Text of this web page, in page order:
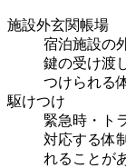
施設外玄関帳場
宿泊施設の
鍵の受け渡
つけられる
駆けつけ
緊急時・ト
対応する体
れることが